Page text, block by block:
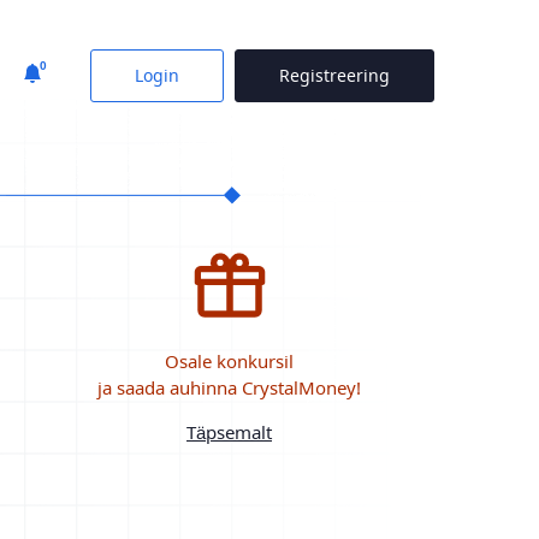
0 Login Registreering
Osale konkursil
ja saada auhinna CrystalMoney!
Täpsemalt